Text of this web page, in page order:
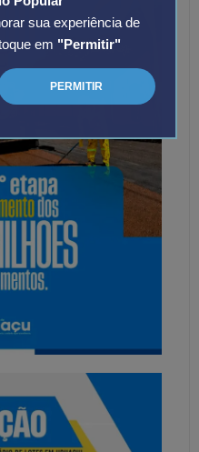
sua experiência de
em "Permitir"
PERMITIR